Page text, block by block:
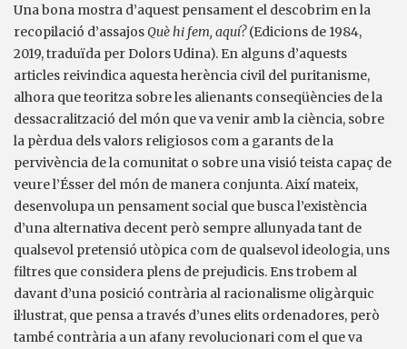
Una bona mostra d’aquest pensament el descobrim en la
recopilació d’assajosQuè hi fem, aquí?(Edicions de 1984,
2019, traduïda per Dolors Udina). En alguns d’aquests
articles reivindica aquesta herència civil del puritanisme,
alhora que teoritza sobre les alienants conseqüències de la
dessacralització del món que va venir amb la ciència, sobre
la pèrdua dels valors religiosos com a garants de la
pervivència de la comunitat o sobre una visió teista capaç de
veure l’Ésser del món de manera conjunta. Així mateix,
desenvolupa un pensament social que busca l’existència
d’una alternativa decent però sempre allunyada tant de
qualsevol pretensió utòpica com de qualsevol ideologia, uns
filtres que considera plens de prejudicis. Ens trobem al
davant d’una posició contrària al racionalisme oligàrquic
il·lustrat, que pensa a través d’unes elits ordenadores, però
també contrària a un afany revolucionari com el que va